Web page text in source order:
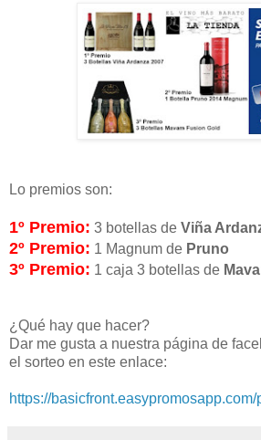
Lo premios son:
1º Premio: 3 botellas de Viña
2º Premio: 1 Magnum de Pruno
3º Premio: 1 caja 3 botellas de
¿Qué hay que hacer?
Dar me gusta a nuestra página de
el sorteo en este enlace:
https://